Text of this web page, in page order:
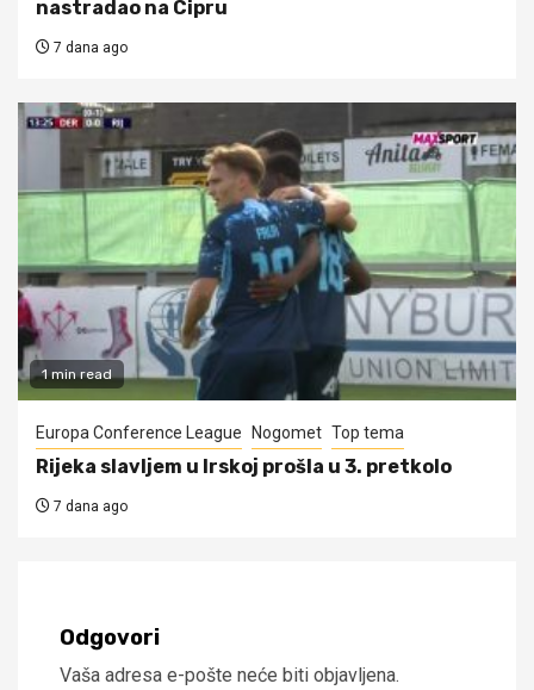
nastradao na Cipru
7 dana ago
1 min read
Europa Conference League Nogomet Top tema
Rijeka slavljem u Irskoj prošla u 3. pretkolo
7 dana ago
Odgovori
Vaša adresa e-pošte neće biti objavljena.